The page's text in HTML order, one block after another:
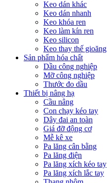
Keo dán khác
Keo dán nhanh
Keo khóa ren
Keo làm kín ren
Keo silicon
Keo thay thế gioăng
Sản phẩm hóa chất
Dầu công nghiệp
Mỡ công nghiệp
Thước đo dầu
Thiết bị nâng hạ
Cầu nâng
Con chạy kéo tay
Dây đai an toàn
Giá đỡ động cơ
Mễ kê xe
Pa lăng cân bằng
Pa lăng điện
Pa lăng xích kéo tay
Pa lăng xích lắc tay